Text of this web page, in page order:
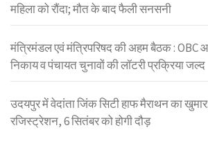
महिला को रौंदा; मौत के बाद फैली सनसनी
मंत्रिमंडल एवं मंत्रिपरिषद की अहम बैठक : OBC
निकाय व पंचायत चुनावों की लॉटरी प्रक्रिया जल्द
उदयपुर में वेदांता जिंक सिटी हाफ मैराथन का
रजिस्ट्रेशन, 6 सितंबर को होगी दौड़